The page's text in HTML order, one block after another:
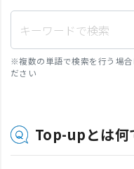
※複数の単語で検索を行う場
ださい
Top-upとは何